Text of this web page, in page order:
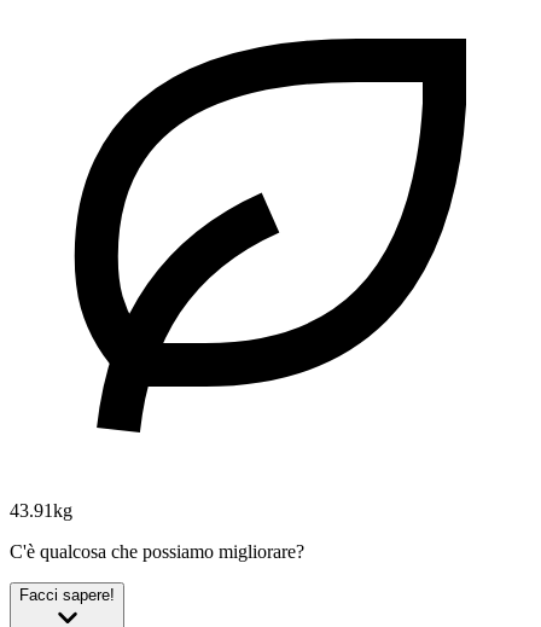
43.91kg
C'è qualcosa che possiamo migliorare?
Facci sapere!